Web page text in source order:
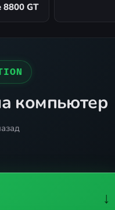
8800 GT
компьютер
↓